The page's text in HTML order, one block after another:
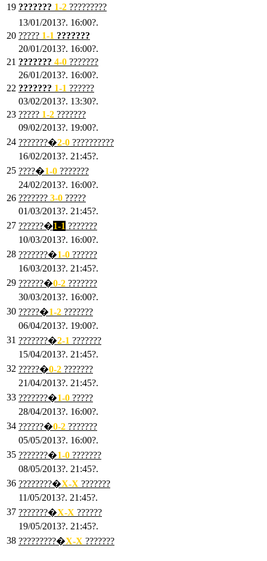
19 ??????? 1-2 ?????????
13/01/2013?. 16:00?.
20 ????? 1-1 ???????
20/01/2013?. 16:00?.
21 ??????? 4-0 ???????
26/01/2013?. 16:00?.
22 ??????? 1-1 ??????
03/02/2013?. 13:30?.
23 ????? 1-2 ???????
09/02/2013?. 19:00?.
24 ???????�2-0 ??????????
16/02/2013?. 21:45?.
25 ????�1-0 ???????
24/02/2013?. 16:00?.
26 ??????? 3-0 ?????
01/03/2013?. 21:45?.
27 ??????�1-1 ???????
10/03/2013?. 16:00?.
28 ???????�1-0 ??????
16/03/2013?. 21:45?.
29 ??????�0-2 ???????
30/03/2013?. 16:00?.
30 ?????�1-2 ???????
06/04/2013?. 19:00?.
31 ???????�2-1 ???????
15/04/2013?. 21:45?.
32 ?????�0-2 ???????
21/04/2013?. 21:45?.
33 ???????�1-0 ?????
28/04/2013?. 16:00?.
34 ??????�0-2 ???????
05/05/2013?. 16:00?.
35 ???????�1-0 ???????
08/05/2013?. 21:45?.
36 ????????�X-X ???????
11/05/2013?. 21:45?.
37 ???????�X-X ??????
19/05/2013?. 21:45?.
38 ?????????�X-X ???????